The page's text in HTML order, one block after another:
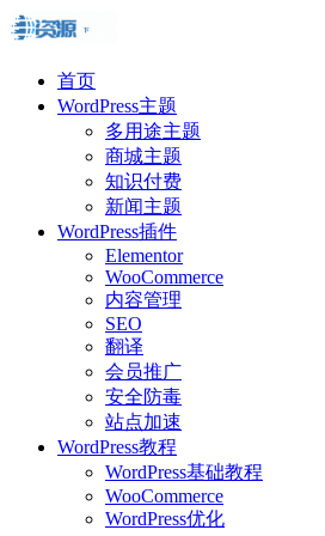
首页
WordPress主题
多用途主题
商城主题
知识付费
新闻主题
WordPress插件
Elementor
WooCommerce
内容管理
SEO
翻译
会员推广
安全防毒
站点加速
WordPress教程
WordPress基础教程
WooCommerce
WordPress优化